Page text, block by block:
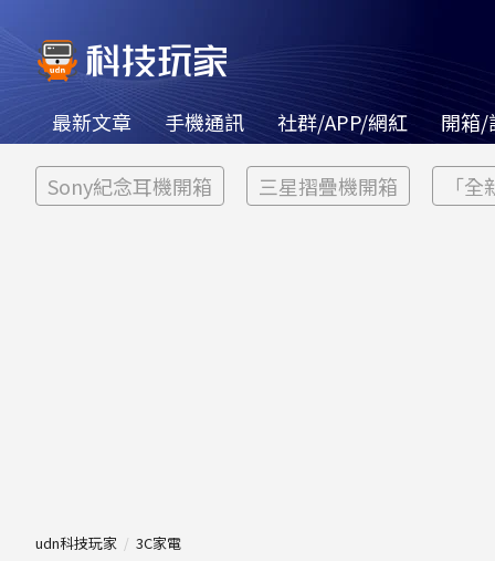
最新文章 手機通訊 社群/APP/網紅 開箱/
Sony紀念耳機開箱 三星摺疊機開箱 「
udn科技玩家 3C家電